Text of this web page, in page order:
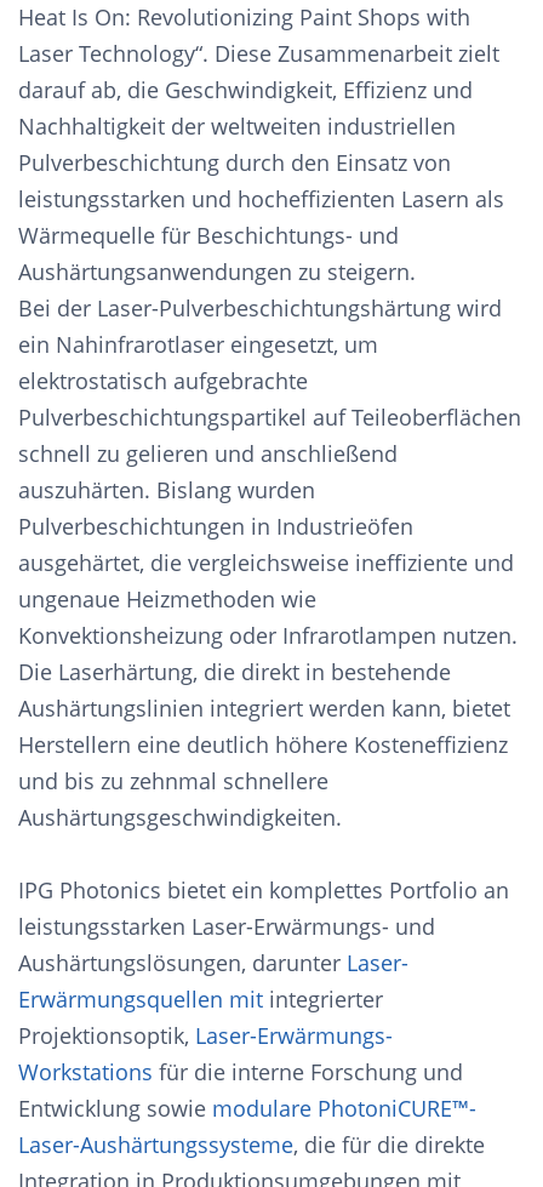
Heat Is On: Revolutionizing Paint Shops with
Laser Technology“. Diese Zusammenarbeit zielt
darauf ab, die Geschwindigkeit, Effizienz und
Nachhaltigkeit der weltweiten industriellen
Pulverbeschichtung durch den Einsatz von
leistungsstarken und hocheffizienten Lasern als
Wärmequelle für Beschichtungs- und
Aushärtungsanwendungen zu steigern.
Bei der Laser-Pulverbeschichtungshärtung wird
ein Nahinfrarotlaser eingesetzt, um
elektrostatisch aufgebrachte
Pulverbeschichtungspartikel auf Teileoberflächen
schnell zu gelieren und anschließend
auszuhärten. Bislang wurden
Pulverbeschichtungen in Industrieöfen
ausgehärtet, die vergleichsweise ineffiziente und
ungenaue Heizmethoden wie
Konvektionsheizung oder Infrarotlampen nutzen.
Die Laserhärtung, die direkt in bestehende
Aushärtungslinien integriert werden kann, bietet
Herstellern eine deutlich höhere Kosteneffizienz
und bis zu zehnmal schnellere
Aushärtungsgeschwindigkeiten.
IPG Photonics bietet ein komplettes Portfolio an
leistungsstarken Laser-Erwärmungs- und
Aushärtungslösungen, darunter Laser-
Erwärmungsquellen mit integrierter
Projektionsoptik, Laser-Erwärmungs-
Workstations für die interne Forschung und
Entwicklung sowie modulare PhotoniCURE™-
Laser-Aushärtungssysteme, die für die direkte
Integration in Produktionsumgebungen mit